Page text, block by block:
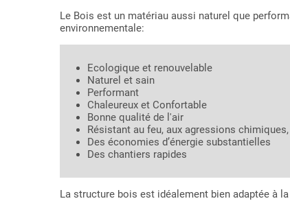
Le Bois est un matériau aussi naturel que
environnementale:
Ecologique et renouvelable
Naturel et sain
Performant
Chaleureux et Confortable
Bonne qualité de l'air
Résistant au feu, aux agressions
Des économies d’énergie substantielles
Des chantiers rapides
La structure bois est idéalement bien adaptée à